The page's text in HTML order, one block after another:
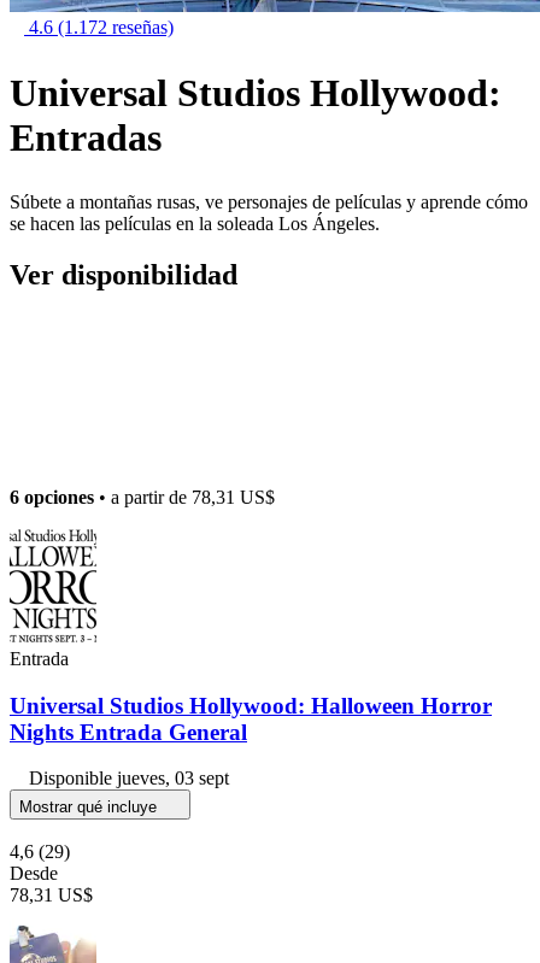
4.6 (1.172 reseñas)
Universal Studios Hollywood:
Entradas
Súbete a montañas rusas, ve personajes de películas y aprende cómo
se hacen las películas en la soleada Los Ángeles.
Ver disponibilidad
6 opciones • a partir de 78,31 US$
Entrada
Universal Studios Hollywood: Halloween Horror
Nights Entrada General
Disponible jueves, 03 sept
Mostrar qué incluye
4,6 (29)
Desde
78,31 US$